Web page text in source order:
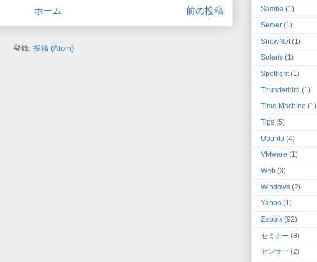
前の投稿
ホーム
登録: 投稿 (Atom)
Samba (1)
Server (1)
ShowNet (1)
Solaris (1)
Spotlight (1)
Thunderbird (1)
Time Machine (1)
Tips (5)
Ubuntu (4)
VMware (1)
Web (3)
Windows (2)
Yahoo (1)
Zabbix (92)
セミナー (8)
センサー (2)